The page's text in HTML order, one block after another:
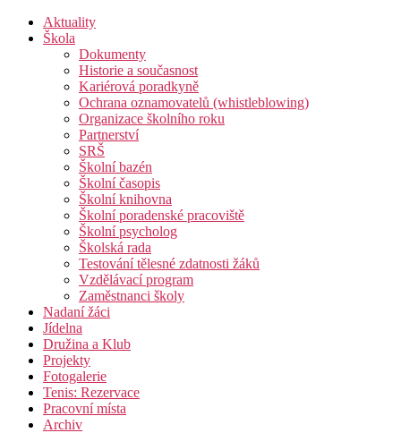
Aktuality
Škola
Dokumenty
Historie a současnost
Kariérová poradkyně
Ochrana oznamovatelů (whistleblowing)
Organizace školního roku
Partnerství
SRŠ
Školní bazén
Školní časopis
Školní knihovna
Školní poradenské pracoviště
Školní psycholog
Školská rada
Testování tělesné zdatnosti žáků
Vzdělávací program
Zaměstnanci školy
Nadaní žáci
Jídelna
Družina a Klub
Projekty
Fotogalerie
Tenis: Rezervace
Pracovní místa
Archiv